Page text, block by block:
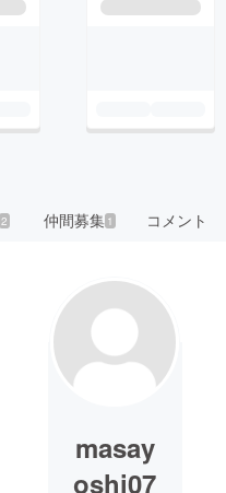
2 仲間募集 1 コメント
masay
oshi07